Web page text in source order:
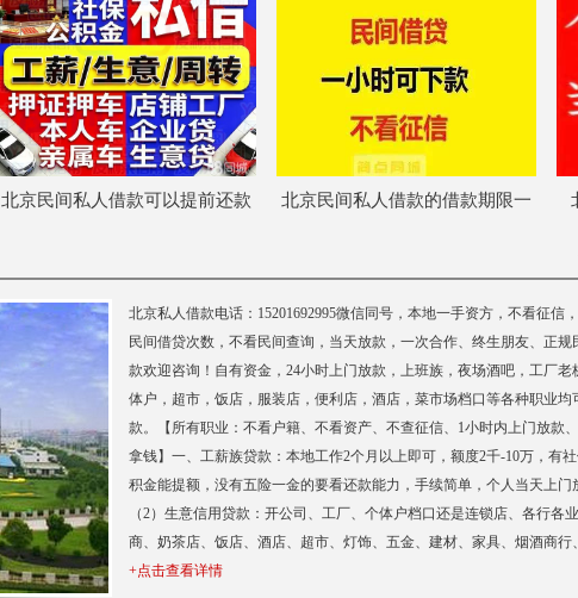
北京民间私人借款可以提前还款
北京民间私人借款的借款期限一
北京私人借款电话：15201692995微信同号，本地一手资方，不看征信
民间借贷次数，不看民间查询，当天放款，一次合作、终生朋友、正规
款欢迎咨询！自有资金，24小时上门放款，上班族，夜场酒吧，工厂老
体户，超市，饭店，服装店，便利店，酒店，菜市场档口等各种职业均
款。【所有职业：不看户籍、不看资产、不查征信、1小时内上门放款
拿钱】一、工薪族贷款：本地工作2个月以上即可，额度2千-10万，有
积金能提额，没有五险一金的要看还款能力，手续简单，个人当天上门
（2）生意信用贷款：开公司、工厂、个体户档口还是连锁店、各行各
商、奶茶店、饭店、酒店、超市、灯饰、五金、建材、家具、烟酒商行
厂、批发部等，只要有实地经营场地，正常经营3个月以上，有稳定的经
+点击查看详情